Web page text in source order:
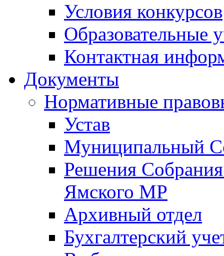
Условия конкурсов
Образовательные
Контактная
Документы
Нормативные
Устав
Муниципальный
Решения
Ямского МР
Архивный отдел
Бухгалтерский